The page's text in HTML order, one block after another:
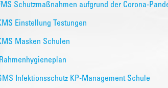
Schutzmaßnahmen aufgrund der Corona-
Einstellung Testungen
Masken Schulen
Infektionsschutz KP-Management Schule